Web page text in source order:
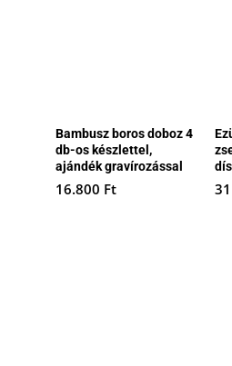
Bambusz boros doboz 4
db-os készlettel,
ajándék gravírozással
16.800 Ft